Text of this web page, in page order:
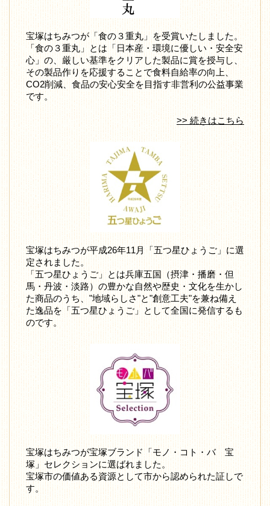
宝塚はちみつが「食の３重丸」を受賞いたしました。
「食の３重丸」とは「日本産・環境に優しい・安全安
心」の、厳しい基準をクリアした製品に賞を授与し、
その製品作りを応援することで食料自給率の向上、
CO2削減、食品の安心安全を目指す非営利の公益事業
です。
>> 続きはこちら
宝塚はちみつが平成26年11月「五つ星ひょうご」に選
定されました。
「五つ星ひょうご」とは兵庫五国（摂津・播磨・但
馬・丹波・淡路）の豊かな自然や歴史・文化を生かし
た商品のうち、"地域らしさ"と"創意工夫"を兼ね備え
た逸品を「五つ星ひょうご」として全国に発信するも
のです。
宝塚はちみつが宝塚ブランド「モノ・コト・バ 宝
塚」セレクションに選ばれました。
宝塚市の価値ある資源として市から認められた証しで
す。